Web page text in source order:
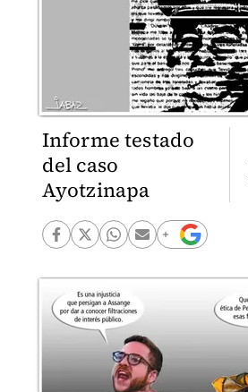
Informe testado
del caso
Ayotzinapa